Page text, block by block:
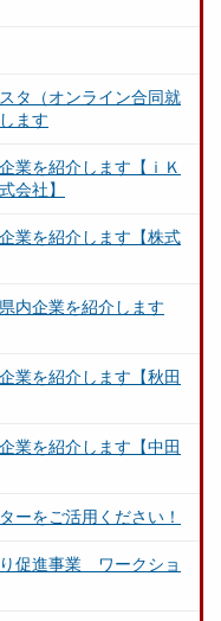
タ（オンライン合同就
ます
業を紹介します【ｉＫ
会社】
業を紹介します【株式
内企業を紹介します
業を紹介します【秋田
業を紹介します【中田
ーをご活用ください！
促進事業 ワークショ